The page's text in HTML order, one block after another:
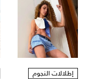
إطلالات النجوم